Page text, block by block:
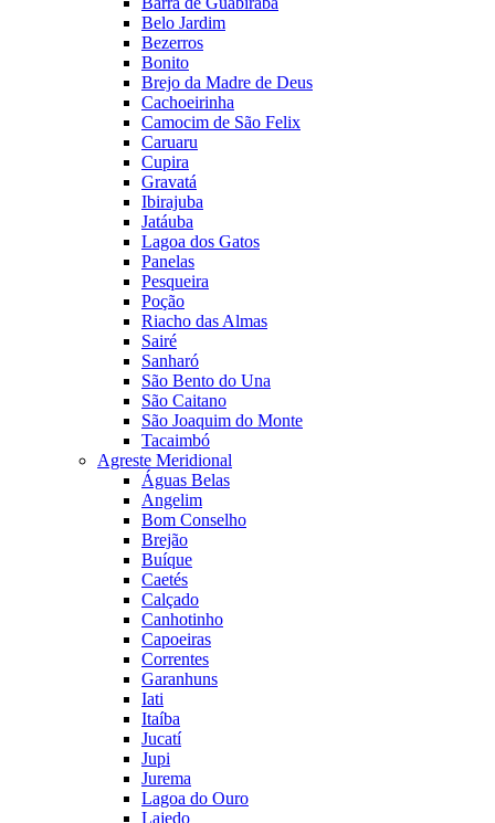
Belo Jardim
Bezerros
Bonito
Brejo da Madre de Deus
Cachoeirinha
Camocim de São Felix
Caruaru
Cupira
Gravatá
Ibirajuba
Jatáuba
Lagoa dos Gatos
Panelas
Pesqueira
Poção
Riacho das Almas
Sairé
Sanharó
São Bento do Una
São Caitano
São Joaquim do Monte
Tacaimbó
Agreste Meridional
Águas Belas
Angelim
Bom Conselho
Brejão
Buíque
Caetés
Calçado
Canhotinho
Capoeiras
Correntes
Garanhuns
Iati
Itaíba
Jucatí
Jupi
Jurema
Lagoa do Ouro
Lajedo